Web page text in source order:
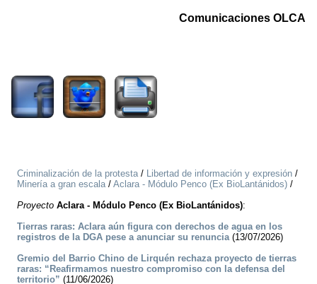
Comunicaciones OLCA
Criminalización de la protesta/ Libertad de información y expresión /
Minería a gran escala/ Aclara - Módulo Penco (Ex BioLantánidos) /
Proyecto Aclara - Módulo Penco (Ex BioLantánidos):
Tierras raras: Aclara aún figura con derechos de agua en los
registros de la DGA pese a anunciar su renuncia(13/07/2026)
Gremio del Barrio Chino de Lirquén rechaza proyecto de tierras
raras: “Reafirmamos nuestro compromiso con la defensa del
territorio” (11/06/2026)